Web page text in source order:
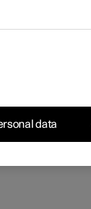
otro. Procure
menos
data